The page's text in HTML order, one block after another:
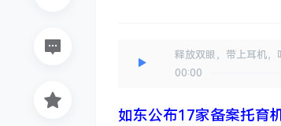
释放双眼，带上耳机，
00:00
如东公布17家备案托育